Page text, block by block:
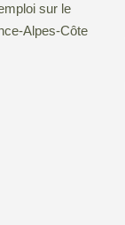
sur le
Alpes-Côte